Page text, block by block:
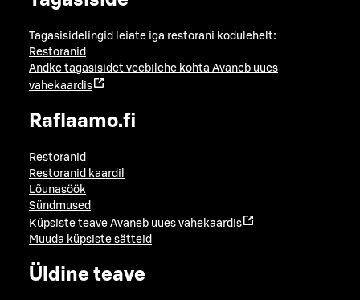
Tagasisidelingid leiate iga restorani kodulehelt:
Restoranid
Andke tagasisidet veebilehe kohta Avaneb uues
vahekaardis
Raflaamo.fi
Restoranid
Restoranid kaardil
Lõunasöök
Sündmused
Küpsiste teave Avaneb uues vahekaardis
Muuda küpsiste sätteid
Üldine teave